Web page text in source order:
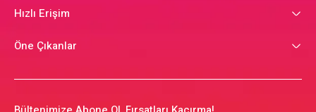
Hızlı Erişim
Öne Çıkanlar